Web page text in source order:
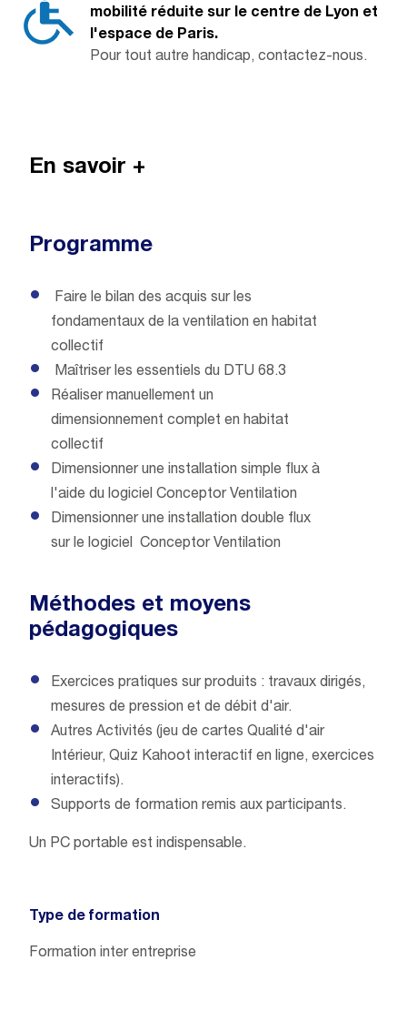
mobilité réduite sur le centre de Lyon et
l'espace de Paris.
Pour tout autre handicap, contactez-nous.
En savoir +
Programme
Faire le bilan des acquis sur les
fondamentaux de la ventilation en habitat
collectif
Maîtriser les essentiels du DTU 68.3
Réaliser manuellement un
dimensionnement complet en habitat
collectif
Dimensionner une installation simple flux à
l'aide du logiciel Conceptor Ventilation
Dimensionner une installation double flux
sur le logiciel Conceptor Ventilation
Méthodes et moyens
pédagogiques
Exercices pratiques sur produits : travaux dirigés,
mesures de pression et de débit d'air.
Autres Activités (jeu de cartes Qualité d'air
Intérieur, Quiz Kahoot interactif en ligne, exercices
interactifs).
Supports de formation remis aux participants.
​​​​​Un PC portable est indispensable.
Type de formation
Formation inter entreprise